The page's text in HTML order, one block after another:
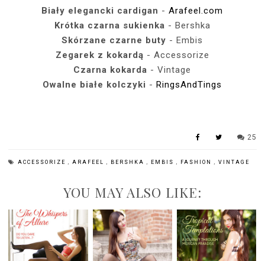
Biały elegancki cardigan -Arafeel.com
Krótka czarna sukienka - Bershka
Skórzane czarne buty - Embis
Zegarek z kokardą - Accessorize
Czarna kokarda - Vintage
Owalne białe kolczyki -RingsAndTings
25
ACCESSORIZE,ARAFEEL, BERSHKA, EMBIS, FASHION,VINTAGE
YOU MAY ALSO LIKE: